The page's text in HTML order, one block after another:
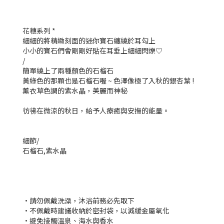
花穗系列 *
細細的將精緻刻面的迷你寶石纏繞於耳勾上
小小的寶石們會剛剛好貼在耳垂上細細閃爍♡
/
簡單繞上了兩種顏色的石榴石
黃綠色的那顆也是石榴石喔 ~ 色澤像極了入秋的銀杏葉 !
薰衣草色調的紫水晶，美麗而神秘
彷彿在微涼的秋日，給予人療癒與安撫的能量。
細節/
石榴石,紫水晶
•請勿佩戴洗澡，沐浴前務必先取下
• 不佩戴時建議收納於密封袋，以減緩金屬氧化
•避免接觸溫泉、海水與香水